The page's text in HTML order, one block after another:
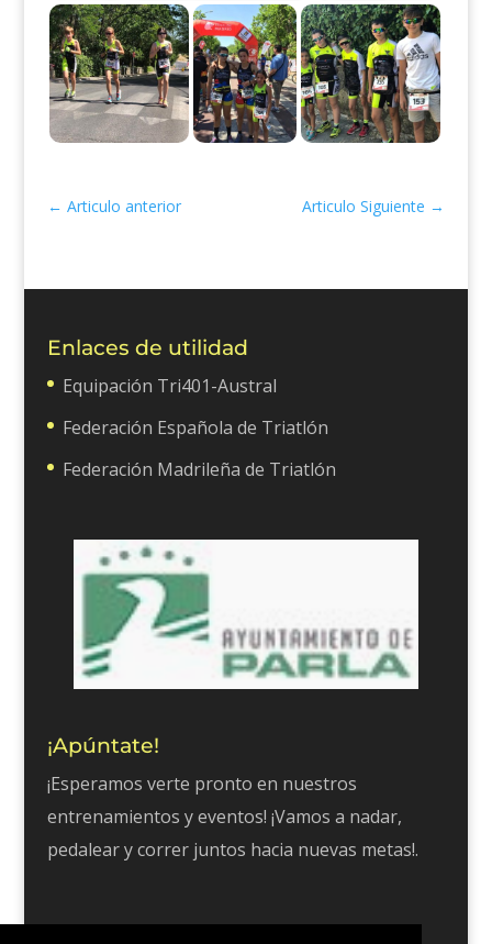
← Articulo anterior Articulo Siguiente →
Enlaces de utilidad
Equipación Tri401-Austral
Federación Española de Triatlón
Federación Madrileña de Triatlón
¡Apúntate!
¡Esperamos verte pronto en nuestros
entrenamientos y eventos! ¡Vamos a nadar,
pedalear y correr juntos hacia nuevas metas!.